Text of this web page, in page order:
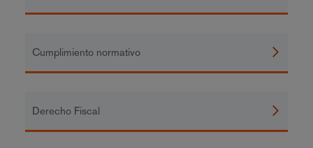
Cumplimiento normativo
Derecho Fiscal